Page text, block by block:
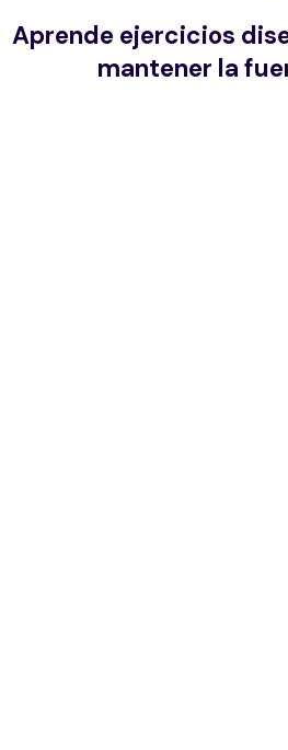
Aprende ejercicios
mantener la